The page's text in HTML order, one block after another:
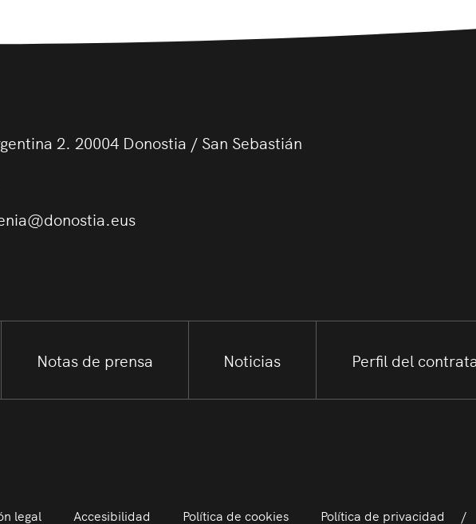
2. 20004 Donostia / San Sebastián
Notas de prensa Noticias Perfil del
legal Accesibilidad Política de cookies Política de privacidad